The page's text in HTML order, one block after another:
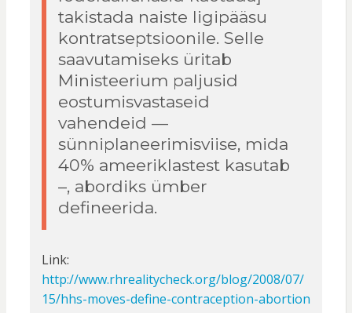
takistada naiste ligipääsu
kontratseptsioonile. Selle
saavutamiseks üritab
Ministeerium paljusid
eostumisvastaseid
vahendeid —
sünniplaneerimisviise, mida
40% ameeriklastest kasutab
–, abordiks ümber
defineerida.
Link:
http://www.rhrealitycheck.org/blog/2008/07/
15/hhs-moves-define-contraception-abortion